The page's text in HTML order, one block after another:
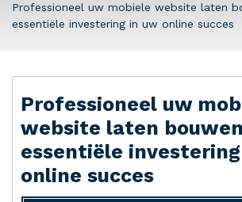
Professioneel uw mobiele website laten
essentiële investering in uw online succes
Professioneel uw
website laten
essentiële
online succes